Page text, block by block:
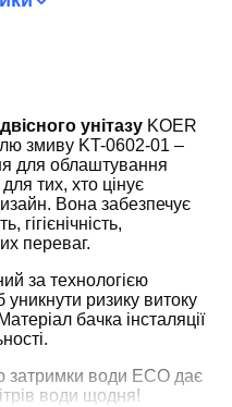
унітазу KOER
змиву KT-0602-01 –
для облаштування
тих, хто цінує
Вона забезпечує
гігієнічність,
переваг.
за технологією
ризику витоку
бачка інсталяції
затримки води ECO дає
води щодня!